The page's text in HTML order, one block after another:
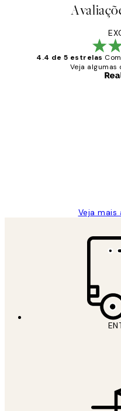
4.4 de 5 estrelas
Veja algumas
Veja mais